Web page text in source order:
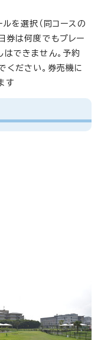
を選択（同コースの
券は何度でもプレー
はできません。予約
ください。券売機に
す